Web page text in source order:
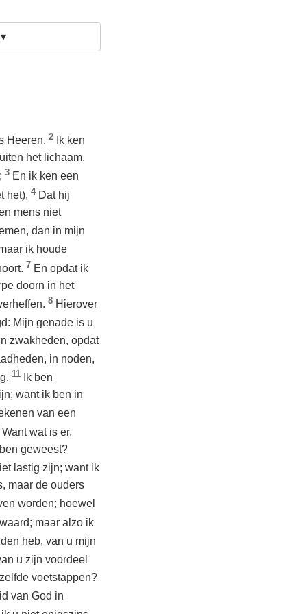
Heeren. 2
Ik ken
het lichaam,
3 En ik ken een
het), 4 Dat hij
mens niet
dan in mijn
ik houde
7 En opdat ik
doorn in het
8 Hierover
Mijn genade is u
zwakheden, opdat
in noden,
11
Ik ben
want ik ben in
van een
Want wat is er,
geweest?
lastig zijn; want ik
maar de ouders
worden; hoewel
maar alzo ik
heb, van u mijn
u zijn voordeel
voetstappen?
van God in